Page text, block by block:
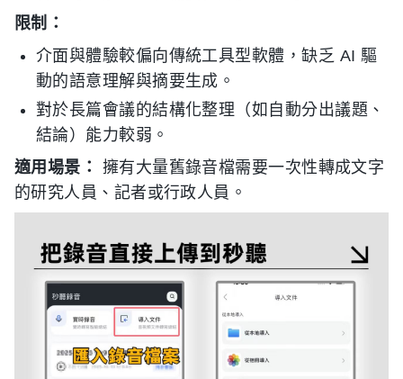
限制：
介面與體驗較偏向傳統工具型軟體，缺乏 AI 驅
動的語意理解與摘要生成。
對於長篇會議的結構化整理（如自動分出議題、
結論）能力較弱。
適用場景：
擁有大量舊錄音檔需要一次性轉成文字
的研究人員、記者或行政人員。